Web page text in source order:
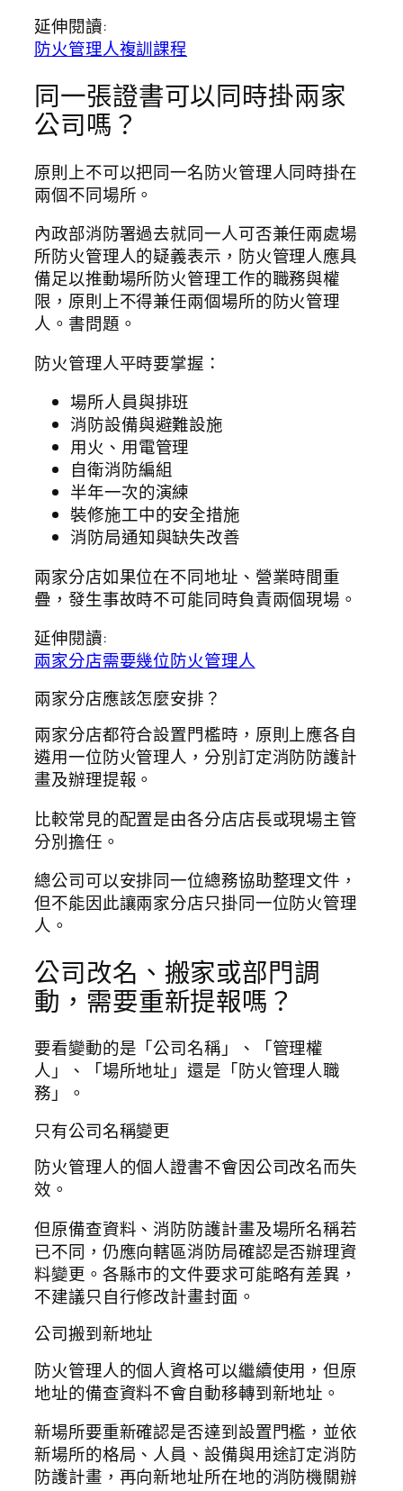
延伸閱讀:
防火管理人複訓課程
同一張證書可以同時掛兩家
公司嗎？
原則上不可以把同一名防火管理人同時掛在
兩個不同場所。
內政部消防署過去就同一人可否兼任兩處場
所防火管理人的疑義表示，防火管理人應具
備足以推動場所防火管理工作的職務與權
限，原則上不得兼任兩個場所的防火管理
人。書問題。
防火管理人平時要掌握：
場所人員與排班
消防設備與避難設施
用火、用電管理
自衛消防編組
半年一次的演練
裝修施工中的安全措施
消防局通知與缺失改善
兩家分店如果位在不同地址、營業時間重
疊，發生事故時不可能同時負責兩個現場。
延伸閱讀:
兩家分店需要幾位防火管理人
兩家分店應該怎麼安排？
兩家分店都符合設置門檻時，原則上應各自
遴用一位防火管理人，分別訂定消防防護計
畫及辦理提報。
比較常見的配置是由各分店店長或現場主管
分別擔任。
總公司可以安排同一位總務協助整理文件，
但不能因此讓兩家分店只掛同一位防火管理
人。
公司改名、搬家或部門調
動，需要重新提報嗎？
要看變動的是「公司名稱」、「管理權
人」、「場所地址」還是「防火管理人職
務」。
只有公司名稱變更
防火管理人的個人證書不會因公司改名而失
效。
但原備查資料、消防防護計畫及場所名稱若
已不同，仍應向轄區消防局確認是否辦理資
料變更。各縣市的文件要求可能略有差異，
不建議只自行修改計畫封面。
公司搬到新地址
防火管理人的個人資格可以繼續使用，但原
地址的備查資料不會自動移轉到新地址。
新場所要重新確認是否達到設置門檻，並依
新場所的格局、人員、設備與用途訂定消防
防護計畫，再向新地址所在地的消防機關辦